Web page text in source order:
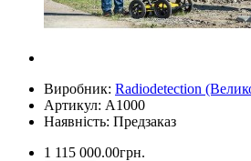
Виробник: Radiodetection
Артикул: А1000
Наявність: Предзаказ
1 115 000.00грн.